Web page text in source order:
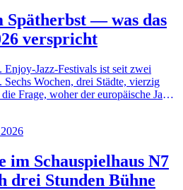
Spätherbst — was das
verspricht
Enjoy-Jazz-Festivals ist seit zwei
Wochen, drei Städte, vierzig
Frage, woher der europäische Jazz
im Schauspielhaus N7
drei Stunden Bühne